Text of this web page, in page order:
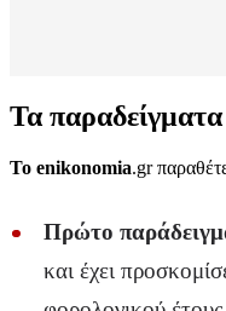
Τα παραδείγματα
Το enikonomia.gr
Πρώτο
και έχει